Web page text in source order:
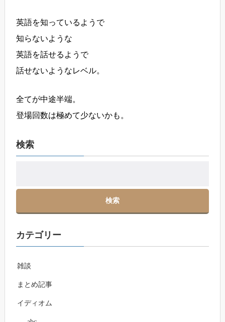
英語を知っているようで
知らないような
英語を話せるようで
話せないようなレベル。
全てが中途半端。
登場回数は極めて少ないかも。
検索
カテゴリー
雑談
まとめ記事
イディオム